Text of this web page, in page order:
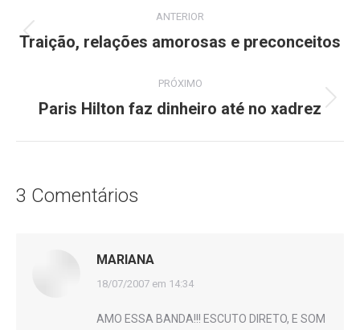
de
ANTERIOR
Post
Traição, relações amorosas e preconceitos
PRÓXIMO
Próximo
Paris Hilton faz dinheiro até no xadrez
3 Comentários
MARIANA
disse:
18/07/2007 em 14:34
AMO ESSA BANDA!!! ESCUTO DIRETO, E SOM